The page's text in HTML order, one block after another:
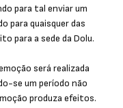
para tal enviar um
para quaisquer das
para a sede da Dolu.
será realizada
se um período não
produza efeitos.